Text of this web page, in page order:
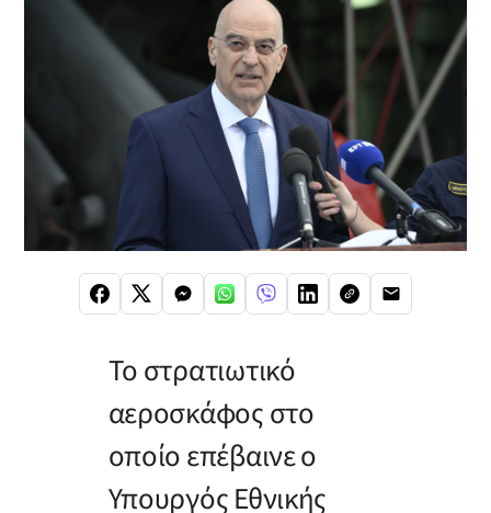
Το στρατιωτικό
αεροσκάφος στο
οποίο επέβαινε ο
Υπουργός Εθνικής